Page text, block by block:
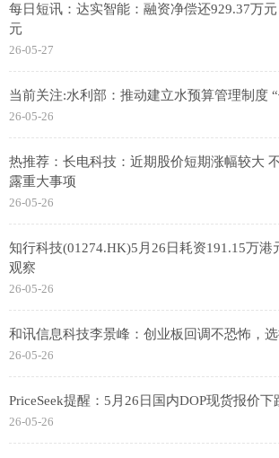
每日短讯：达实智能：融资净偿还929.37万
元
26-05-27
当前关注:水利部：推动建立水预算管理制度
26-05-26
热推荐：长电科技：近期股价短期涨幅较大
露重大事项
26-05-26
知行科技(01274.HK)5月26日耗资191.15万港
观察
26-05-26
和讯信息科技李景峰：创业板回调不恐怖，
26-05-26
PriceSeek提醒：5月26日国内DOP现货报价下
26-05-26